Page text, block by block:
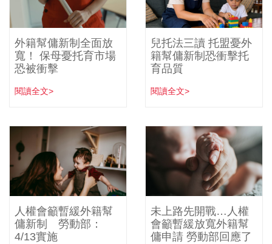
外籍幫傭新制全面放
寬！ 保母憂托育市場
恐被衝擊
閱讀全文>
兒托法三讀 托盟憂外
籍幫傭新制恐衝擊托
育品質
閱讀全文>
人權會籲暫緩外籍幫
傭新制 勞動部：
4/13實施
未上路先開戰…人權
會籲暫緩放寬外籍幫
傭申請 勞動部回應了